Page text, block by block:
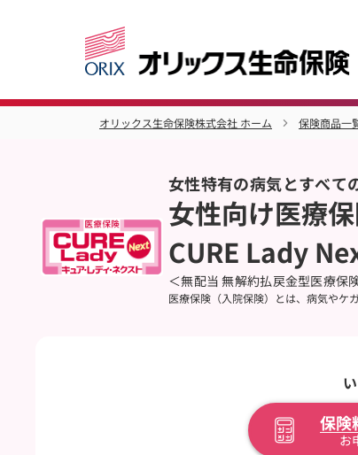
オリックス生命保険株式会社 ホーム 保険商品一
女性特有の病気とすべて
女性向け医療
CURE Lady
＜無配当 無解約払戻金型医療
医療保険（入院保険）とは、病気やケ
保険
お